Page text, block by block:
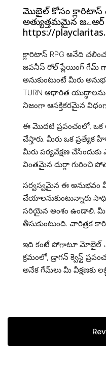
మొబైల్‌ కోసం క్లారిటాస్
అత్యుత్తమమైన జےఆర్‌ పీజీ! ఇప్పుడే ఆడండి:
https://
క్లారిటాస్ RPG అనేది
జపనీస్ రోల్ ప్లేయింగ్ గేమ్
అనుకుంటుంటే మీరు
TURN ఆధారిత
నిజంగా ఆసక్తికరమైన
ఈ మొదటి ప్రపంచంలో, ఒక
చేస్తారు. మీరు ఒక ప్రత్యేక
మీరు పర్యవేక్షణ
వింతమైన దుర్గా గురించి
సర్వస్వమైన ఈ అనుభవం
చేయాలనుకుంటున్నారు
సరియైన అంశం ఉండాలి. మీ
తీసుకుంటుంది. చారిత్రక
ఇది కంటే పోగాటూ మోబైల్
క్రమంలో, డ్రాగన్ క్వెస్ట్
అనేక గేమ్‌లు మీ వీక్షణకు